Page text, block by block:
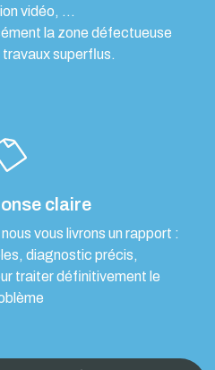
vidéo, …
la zone défectueuse
superflus.
claire
vous livrons un rapport :
diagnostic précis,
traiter définitivement le